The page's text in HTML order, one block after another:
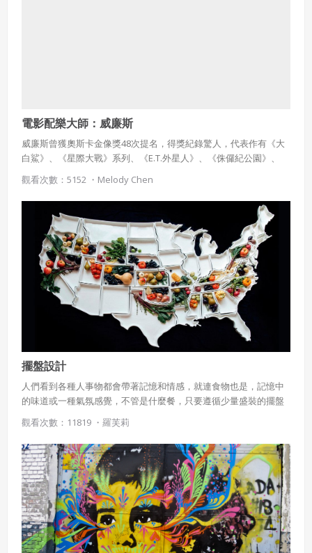
電影配樂大師：威廉斯
威廉斯曾獲奧斯卡金像獎48次提名，得獎紀錄驚人，代表作有《大
白鯊》、《星際大戰》系列、《E.T.外星人》、《侏儸紀公園》、
《辛德勒的名單》、《哈利波特》1-3集等等。
觀看次數：5152 ・ Melody Chen
擺盤設計
人們看到各種人事物都會帶著記憶和情感，就連食物也是，記憶中
的味道或一種氣氛感覺，不管是什麼餐，只要遵循少量盛裝的擺盤
規則，再加上醬汁都能瞬間提升質感，運用視覺心理學，針對適合
使用在擺盤上的設計基礎元素，讓料理大大加分
觀看次數：11819 ・ 羅芙莉